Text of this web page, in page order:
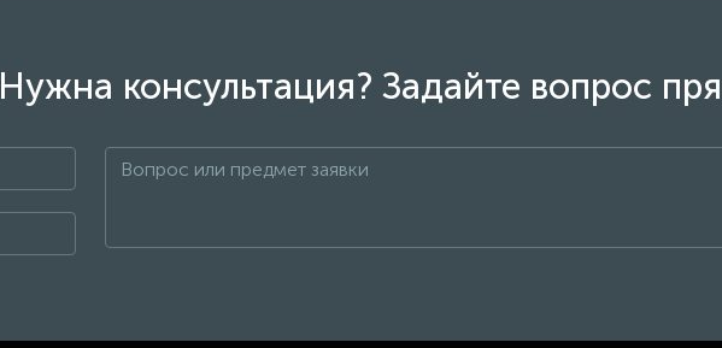
Нужна консультация? Задайте вопрос